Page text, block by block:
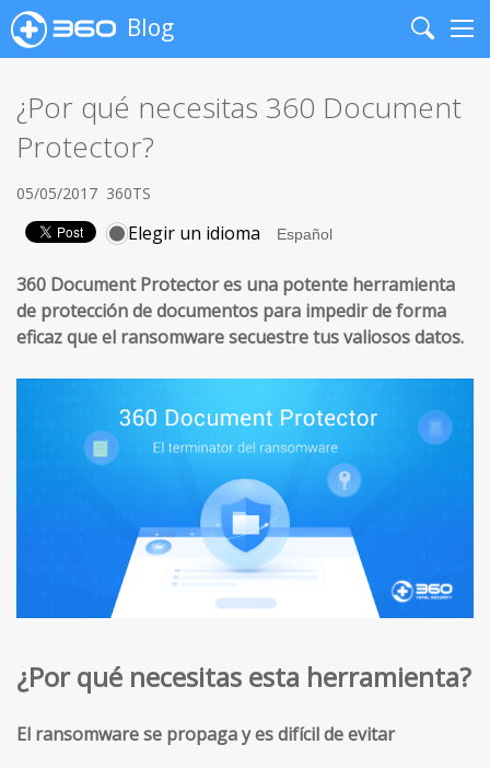
Blog
Search
¿Por qué necesitas 360 Document
Protector?
05/05/2017 360TS
Elegir un idioma
360 Document Protector es una potente herramienta
de protección de documentos para impedir de forma
eficaz que el ransomware secuestre tus valiosos datos.
¿Por qué necesitas esta herramienta?
El ransomware se propaga y es difícil de evitar